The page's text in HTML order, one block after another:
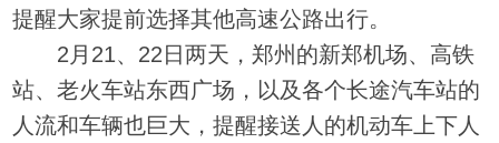
提醒大家提前选择其他高速公路出行。
2月21、22日两天，郑州的新郑机场、高铁
站、老火车站东西广场，以及各个长途汽车站的
人流和车辆也巨大，提醒接送人的机动车上下人